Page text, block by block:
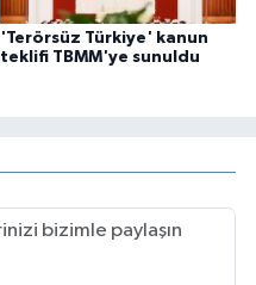
'Terörsüz Türkiye' kanun
teklifi TBMM'ye sunuldu